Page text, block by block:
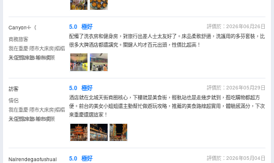
Canyon𓇬（
商務旅客
我在重慶·隱市大床房|榻榻
米·記憶床墊·城市夜景
入住於2026年06月
5.0 極好
評價於：2026年06月26日
配備了洗衣房和健身房，對旅行出差人士太友好了。床品柔軟舒適，洗護用的多芬套裝，比
很多大牌酒店都還講究。關鍵人均才百元出頭，性價比超高！
訪客
情侶
我在重慶·隱市大床房|榻榻
米·記憶床墊·城市夜景
入住於2026年05月
5.0 極好
評價於：2026年05月29日
酒店就在北城天街商圈核心，下樓就是美食街，輕軌站也是走幾步就到，逛吃購物都超方
便。前台的美女小姐姐還主動幫忙做遊玩攻略，推薦的美食路線超實用，體驗感滿分，下次
來重慶還選這家！
Nairendegaofushuai
5.0 極好
評價於：2026年05月04日